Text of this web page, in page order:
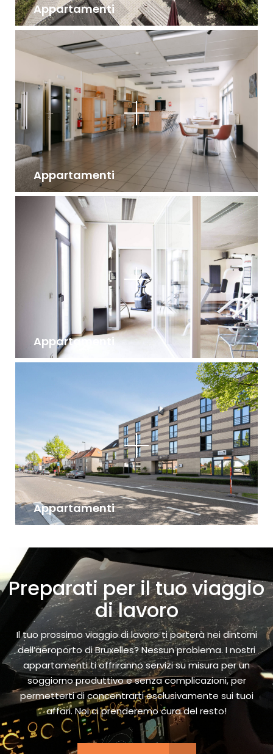
Appartamenti
Appartamenti
Appartamenti
Appartamenti
Preparati per il tuo viaggio
di lavoro
Il tuo prossimo viaggio di lavoro ti porterà nei dintorni
dell’aeroporto di Bruxelles? Nessun problema. I nostri
appartamenti ti offriranno servizi su misura per un
soggiorno produttivo e senza complicazioni, per
permetterti di concentrarti esclusivamente sui tuoi
affari. Noi ci prenderemo cura del resto!